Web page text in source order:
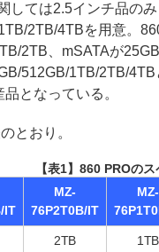
しては2.5インチ品の
2TB/4TBを用意。
2TB、mSATAが
512GB/1TB/2TB/
となっている。
とおり。
【表1】860 PROのス
IT
MZ-
76P2T0B/IT
MZ-
2TB 1TB